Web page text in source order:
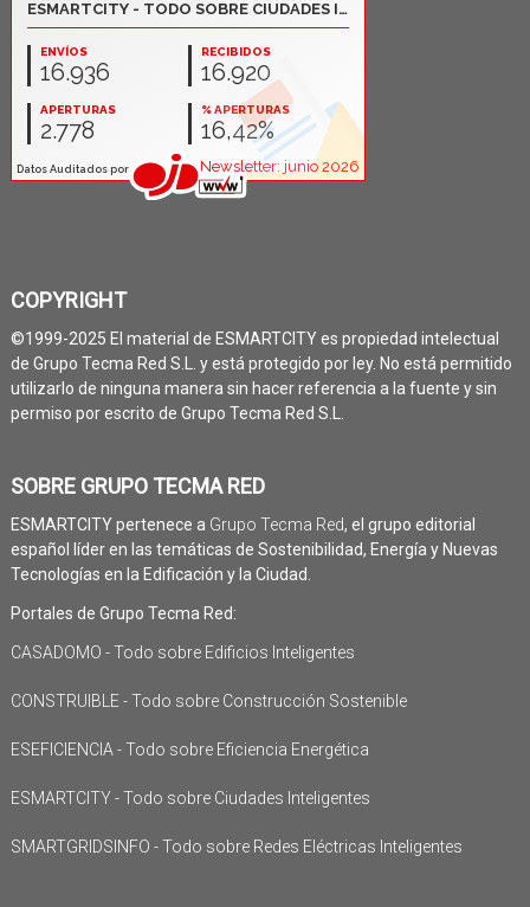
COPYRIGHT
©1999-2025 El material de ESMARTCITY es propiedad intelectual
de Grupo Tecma Red S.L. y está protegido por ley. No está permitido
utilizarlo de ninguna manera sin hacer referencia a la fuente y sin
permiso por escrito de Grupo Tecma Red S.L.
SOBRE GRUPO TECMA RED
ESMARTCITY pertenece a Grupo Tecma Red, el grupo editorial
español líder en las temáticas de Sostenibilidad, Energía y Nuevas
Tecnologías en la Edificación y la Ciudad.
Portales de Grupo Tecma Red:
CASADOMO - Todo sobre Edificios Inteligentes
CONSTRUIBLE - Todo sobre Construcción Sostenible
ESEFICIENCIA - Todo sobre Eficiencia Energética
ESMARTCITY - Todo sobre Ciudades Inteligentes
SMARTGRIDSINFO - Todo sobre Redes Eléctricas Inteligentes